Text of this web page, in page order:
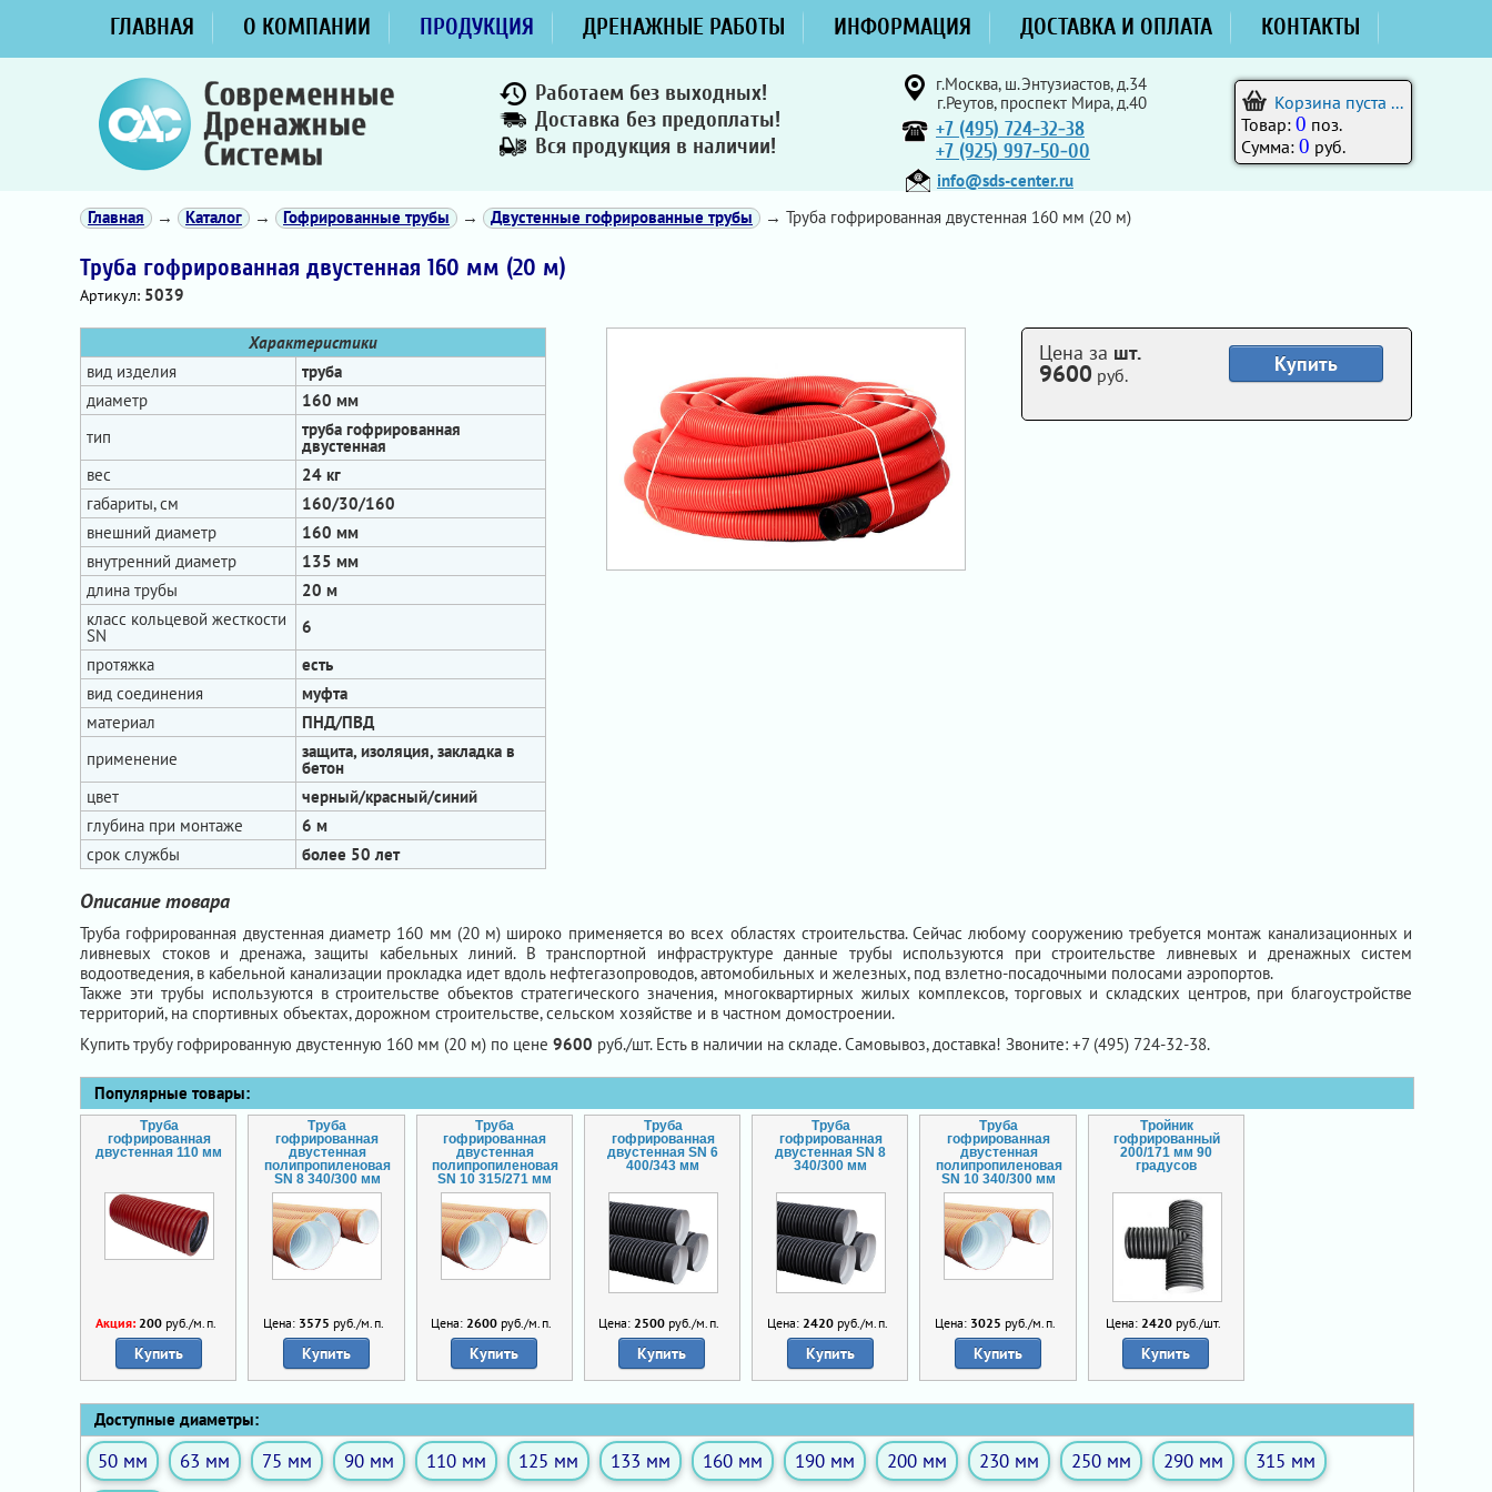
ГЛАВНАЯ О КОМПАНИИ ПРОДУКЦИЯ ДРЕНАЖНЫЕ РАБОТЫ ИНФОРМАЦИЯ ДОСТАВКА И ОПЛАТА КОНТАКТЫ
Работаем без выходных!
Доставка без предоплаты!
Вся продукция в наличии!
г.Москва, ш.Энтузиастов, д.34
г.Реутов, проспект Мира, д.40
+7 (495) 724-32-38
+7 (925) 997-50-00
info@sds-center.ru
Корзина пуста ...
Товар: 0 поз.
Сумма: 0 руб.
Главная → Каталог → Гофрированные трубы → Двустенные гофрированные трубы → Труба гофрированная двустенная 160 мм (20 м)
Труба гофрированная двустенная 160 мм (20 м)
Артикул: 5039
Характеристики
вид изделия
труба
диаметр
160 мм
тип
труба гофрированная
двустенная
вес
24 кг
габариты, см
160/30/160
внешний диаметр
160 мм
внутренний диаметр
135 мм
длина трубы
20 м
класс кольцевой жесткости
SN
6
протяжка
есть
вид соединения
муфта
материал
ПНД/ПВД
применение
защита, изоляция, закладка в
бетон
цвет
черный/красный/синий
глубина при монтаже
6 м
срок службы
более 50 лет
Купить
Цена за шт.
9600 руб.
Описание товара
Труба гофрированная двустенная диаметр 160 мм (20 м) широко применяется во всех областях строительства. Сейчас любому сооружению требуется монтаж канализационных и
ливневых стоков и дренажа, защиты кабельных линий. В транспортной инфраструктуре данные трубы используются при строительстве ливневых и дренажных систем
водоотведения, в кабельной канализации прокладка идет вдоль нефтегазопроводов, автомобильных и железных, под взлетно-посадочными полосами аэропортов.
Также эти трубы используются в строительстве объектов стратегического значения, многоквартирных жилых комплексов, торговых и складских центров, при благоустройстве
территорий, на спортивных объектах, дорожном строительстве, сельском хозяйстве и в частном домостроении.
Купить трубу гофрированную двустенную 160 мм (20 м) по цене 9600 руб./шт. Есть в наличии на складе. Самовывоз, доставка! Звоните: +7 (495) 724-32-38.
Популярные товары:
Труба
гофрированная
двустенная 110 мм
Акция: 200руб./м.п.
Купить
Труба
гофрированная
двустенная
полипропиленовая
SN 8 340/300 мм
Цена: 3575 руб./м.п.
Купить
Труба
гофрированная
двустенная
полипропиленовая
SN 10 315/271 мм
Цена:2600 руб./м.п.
Купить
Труба
гофрированная
двустенная SN 6
400/343 мм
Цена:2500 руб./м.п.
Купить
Труба
гофрированная
двустенная SN 8
340/300 мм
Цена: 2420руб./м.п.
Купить
Труба
гофрированная
двустенная
полипропиленовая
SN 10 340/300 мм
Цена: 3025 руб./м.п.
Купить
Тройник
гофрированный
200/171 мм 90
градусов
Цена: 2420руб./шт.
Купить
Доступные диаметры:
50 мм 63 мм 75 мм 90 мм 110 мм 125 мм 133 мм 160 мм 190 мм 200 мм 230 мм 250 мм 290 мм 315 мм